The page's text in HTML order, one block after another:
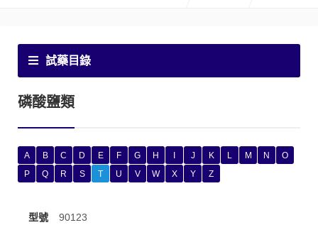
試藥目錄
磷酸鹽類
A B C D E F G H J K L M N
O
P
Q R S T U V W X Y Z
90123